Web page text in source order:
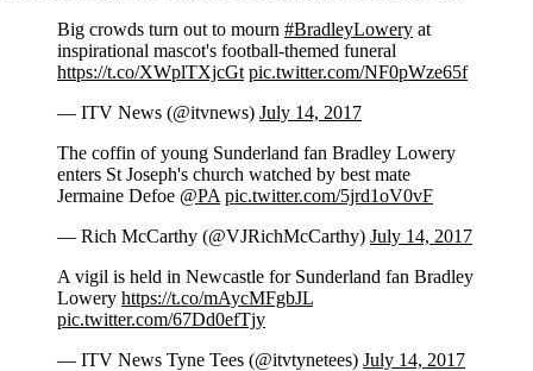
Big crowds turn out to mourn #BradleyLowery at
inspirational mascot's football-themed funeral
https://t.co/XWplTXjcGt pic.twitter.com/NF0pWze65f
— ITV News (@itvnews) July 14, 2017
The coffin of young Sunderland fan Bradley Lowery
enters St Joseph's church watched by best mate
Jermaine Defoe @PA pic.twitter.com/5jrd1oV0vF
— Rich McCarthy (@VJRichMcCarthy) July 14, 2017
A vigil is held in Newcastle for Sunderland fan Bradley
Lowery https://t.co/mAycMFgbJL
pic.twitter.com/67Dd0efTjy
— ITV News Tyne Tees (@itvtynetees) July 14, 2017